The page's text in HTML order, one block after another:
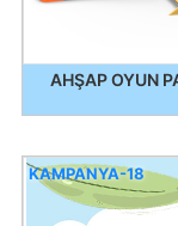
AHŞAP OYUN
KAMPANYA-18